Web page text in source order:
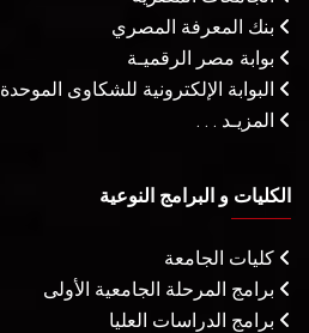
بنك المعرفة المصري
بوابة مصر الرقميـة
البوابة الإلكترونية للشكاوى الموحدة
المزيـد . . .
الكليات و البرامج النوعية
كليات الجامعة
برامج المرحلة الجامعية الأولى
برامج الدراسات العليا